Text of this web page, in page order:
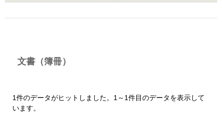
文書（簿冊）
1件のデータがヒットしました。1～1件目のデータを表示して
います。